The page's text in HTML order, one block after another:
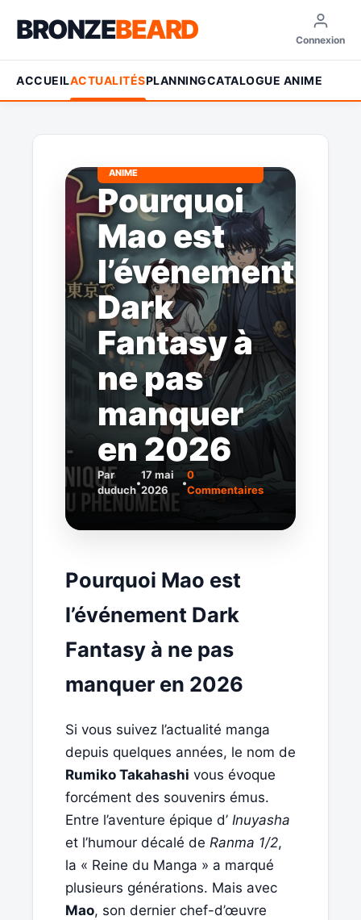
BRONZEBEARD Connexion
ACCUEILACTUALITÉSPLANNINGCATALOGUE ANIME
ANIME
Pourquoi
Mao est
l’événement
Dark
Fantasy à
ne pas
manquer
en 2026
Par
duduch
•
17 mai
2026
•
0
Commentaires
Pourquoi Mao est
l’événement Dark
Fantasy à ne pas
manquer en 2026
Si vous suivez l’actualité manga
depuis quelques années, le nom de
Rumiko Takahashi vous évoque
forcément des souvenirs émus.
Entre l’aventure épique d’ Inuyasha
et l’humour décalé de Ranma 1/2,
la « Reine du Manga » a marqué
plusieurs générations. Mais avec
Mao, son dernier chef-d’œuvre